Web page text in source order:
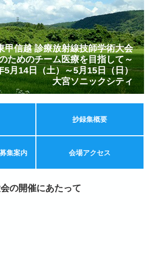
甲信越 診療放射線技師学術大会
ためのチーム医療を目指して～
5月14日（土）～5月15日（日）
大宮ソニックシティ
抄録集概要
集案内 会場アクセス
の開催にあたって